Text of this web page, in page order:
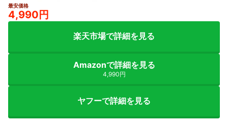
最安価格
4,990円
楽天市場で詳細を見る
Amazonで詳細を見る
4,990円
ヤフーで詳細を見る